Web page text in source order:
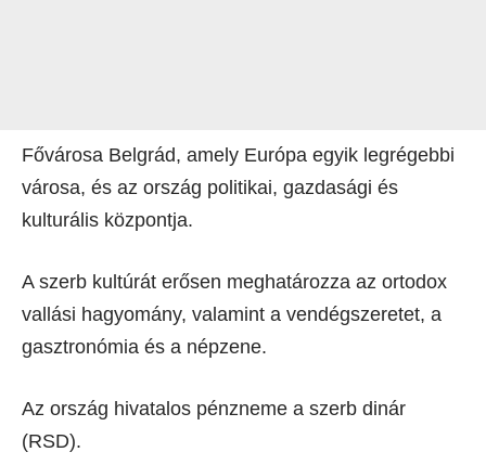
Fővárosa Belgrád, amely Európa egyik legrégebbi
városa, és az ország politikai, gazdasági és
kulturális központja.
A szerb kultúrát erősen meghatározza az ortodox
vallási hagyomány, valamint a vendégszeretet, a
gasztronómia és a népzene.
Az ország hivatalos pénzneme a szerb dinár
(RSD).